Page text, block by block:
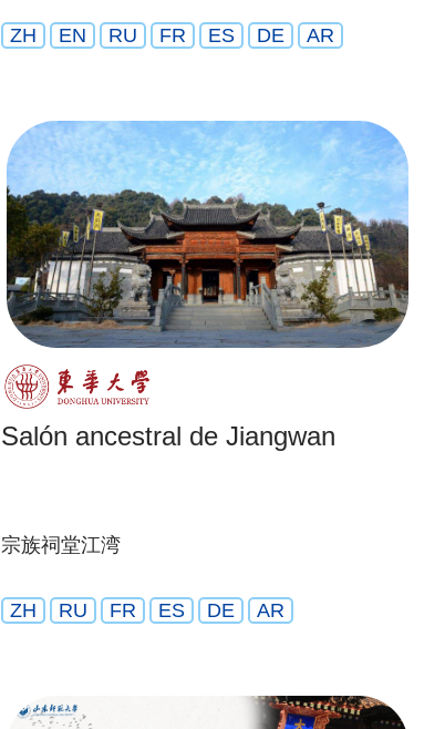
ZH EN RU FR ES DE AR
Salón ancestral de Jiangwan
宗族祠堂江湾
ZH RU FR ES DE AR